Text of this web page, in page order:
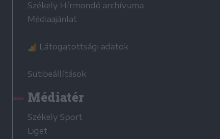
Székely Hírmondó archívuma
Médiaajánlat
Látogatottsági adatok
Sütibeállítások
Médiatér
Székely Sport
Liget